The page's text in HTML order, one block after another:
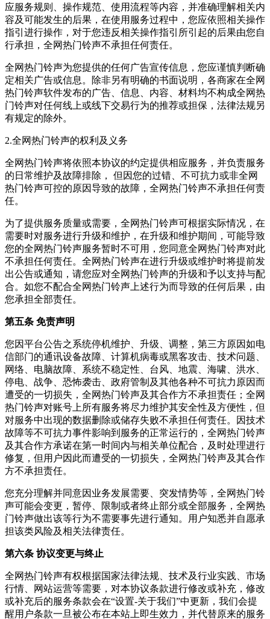
应服务规则、操作规范、使用流程等内容，并准确理解相关内
容及可能发生的后果，在使用服务过程中，您应依照相关操作
指引进行操作，对于您违反相关操作指引所引起的后果由您自
行承担，全网热门铃声不承担任何责任。
全网热门铃声为您提供的任何广告宣传信息，您应谨慎判断确
定相关广告或信息。除非另有明确的书面说明，各商家在全网
热门铃声软件发布的广告、信息、内容、材料均不构成全网热
门铃声对任何线上或线下交易行为的推荐或担保，法律法规另
有规定的除外。
2.全网热门铃声的权利及义务
全网热门铃声将依照本协议的约定提供相应服务，并负责服务
的日常维护及故障排除， 但因您的过错、不可抗力或非全网
热门铃声可控的原因导致的故障，全网热门铃声不承担任何责
任。
为了提供服务质量或需要，全网热门铃声可根据实际情况，在
需要时对服务进行升级和维护，在升级和维护期间，可能导致
您的全网热门铃声服务暂时不可用，您同意全网热门铃声对此
不承担任何责任。全网热门铃声在进行升级或维护时将提前发
出公告或通知，请您应对全网热门铃声的升级和予以支持与配
合。如您不配合全网热门铃声上述行为而导致的任何后果，由
您承担全部责任。
第五条 免责声明
您因平台公告之系统停机维护、升级、调整，第三方原因如电
信部门的通讯设备故障、计算机病毒或黑客攻击、技术问题、
网络、电脑故障、系统不稳定性、台风、地震、海啸、洪水、
停电、战争、恐怖袭击、政府管制及其他各种不可抗力原因而
遭受的一切损失，全网热门铃声及其合作方不承担责任；全网
热门铃声对账号上所有服务将尽力维护其安全性及方便性，但
对服务中出现的数据删除或储存失败不承担任何责任。因技术
故障等不可抗力事件影响到服务的正常运行的，全网热门铃声
及其合作方承诺在第一时间内与相关单位配合，及时处理进行
修复，但用户因此而遭受的一切损失，全网热门铃声及其合作
方不承担责任。
您充分理解并同意因业务发展需要、突发情势等，全网热门铃
声可能会变更，暂停、限制或者终止部分或全部服务，全网热
门铃声做出该等行为不需要事先进行通知。用户知悉并自愿承
担该类风险及相关法律责任。
第六条 协议变更与终止
全网热门铃声有权根据国家法律法规、技术及行业实践、市场
行情、网站运营等需要，对本协议条款进行修改或补充，修改
或补充后的服务条款会在“设置-关于我们”中更新，我们会提
醒用户条款一旦被公布在本站上即生效力，并代替原来的服务